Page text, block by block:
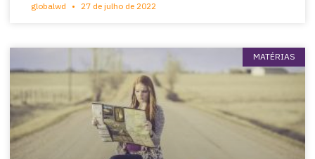
globalwd 27 de julho de 2022
MATÉRIAS